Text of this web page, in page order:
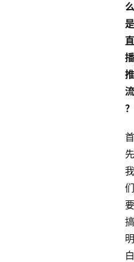
么
是
直
播
推
流
？
首
先
我
们
要
搞
明
白